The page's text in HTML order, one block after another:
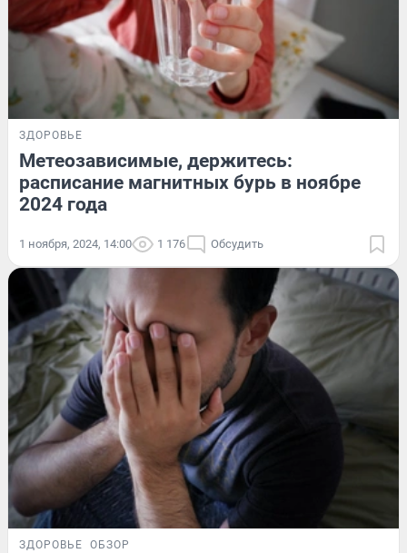
ЗДОРОВЬЕ
Метеозависимые, держитесь:
расписание магнитных бурь в ноябре
2024 года
1 ноября, 2024, 14:00 1 176 Обсудить
ЗДОРОВЬЕ ОБЗОР